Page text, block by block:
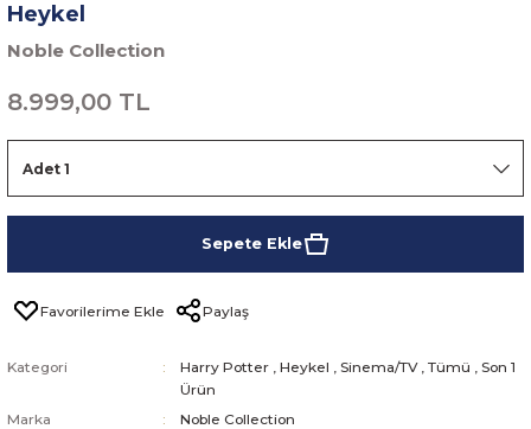
Heykel
Noble Collection
8.999,00 TL
Sepete Ekle
Paylaş
Kategori Harry Potter , Heykel , Sinema/TV , Tümü , Son 1
Ürün
Marka
Noble Collection